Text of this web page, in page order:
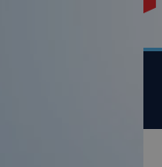
u
i
b